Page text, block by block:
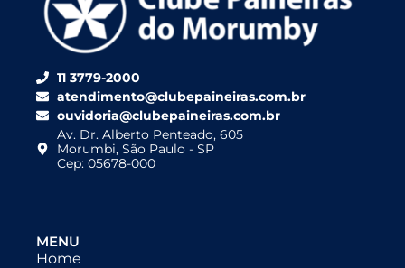
11 3779-2000
atendimento@clubepaineiras.com.br
ouvidoria@clubepaineiras.com.br
Av. Dr. Alberto Penteado, 605
Morumbi, São Paulo - SP
Cep: 05678-000
MENU
Home